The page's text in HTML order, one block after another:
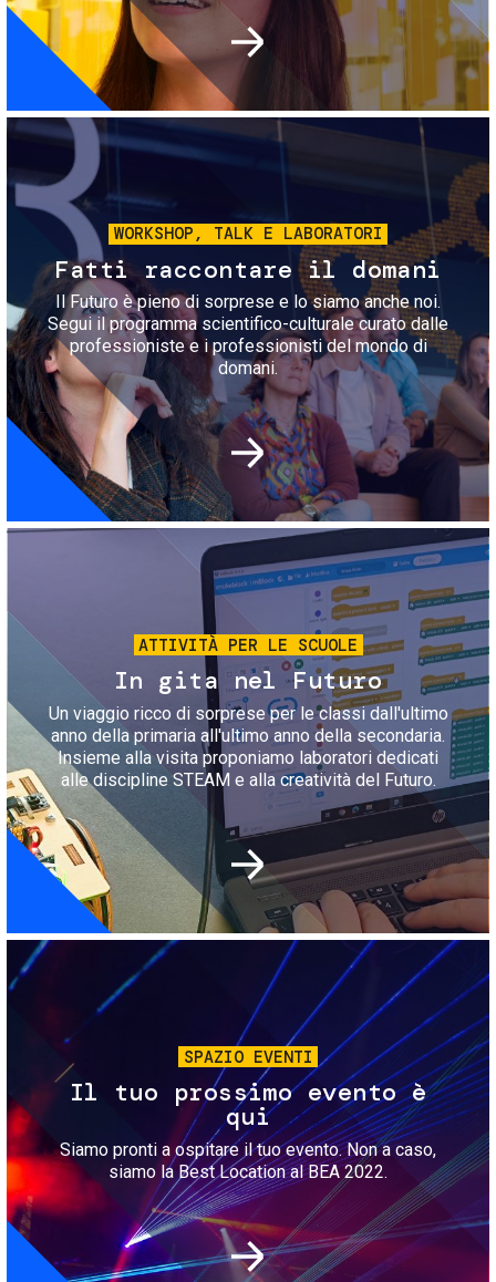
Immagine
WORKSHOP, TALK E LABORATORI
Fatti raccontare il domani
Il Futuro è pieno di sorprese e lo siamo anche noi.
Segui il programma scientifico-culturale curato dalle
professioniste e i professionisti del mondo di
domani.
Immagine
ATTIVITÀ PER LE SCUOLE
In gita nel Futuro
Un viaggio ricco di sorprese per le classi dall'ultimo
anno della primaria all'ultimo anno della secondaria.
Insieme alla visita proponiamo laboratori dedicati
alle discipline STEAM e alla creatività del Futuro.
Immagine
SPAZIO EVENTI
Il tuo prossimo evento è
qui
Siamo pronti a ospitare il tuo evento. Non a caso,
siamo la Best Location al BEA 2022.